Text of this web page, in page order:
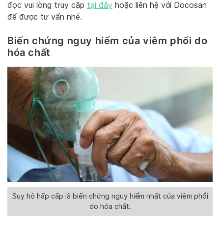
đọc vui lòng truy cập tại đây hoặc liên hệ với Docosan
để được tư vấn nhé.
Biến chứng nguy hiểm của viêm phổi do
hóa chất
Suy hô hấp cấp là biến chứng nguy hiểm nhất của viêm phổi
do hóa chất.